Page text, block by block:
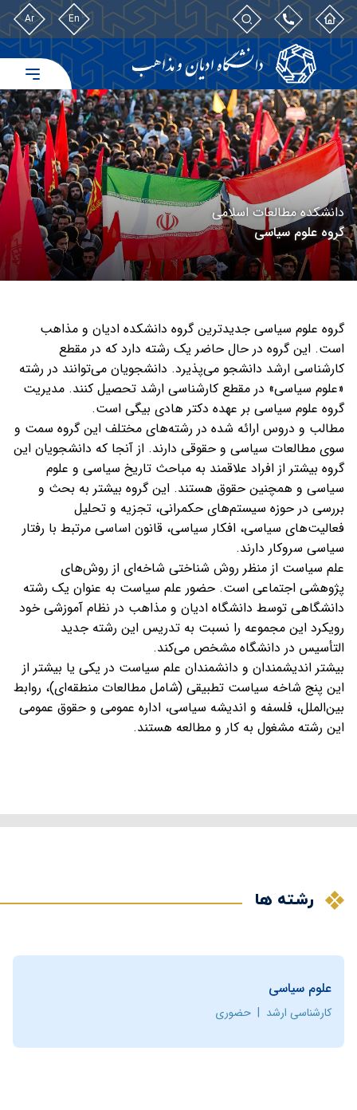
En
Ar
دانشکده مطالعات اسلامی
گروه علوم سیاسی
گروه علوم سیاسی جدیدترین گروه دانشکده ادیان و مذاهب
است. این گروه در حال حاضر یک رشته دارد که در مقطع
کارشناسی ارشد دانشجو می‌پذیرد. دانشجویان می‌توانند در رشته
«علوم سیاسی» در مقطع کارشناسی ارشد تحصیل کنند. مدیریت
گروه علوم سیاسی بر عهده دکتر هادی بیگی است.
مطالب و دروس ارائه شده در رشته‌های مختلف این گروه سمت و
سوی مطالعات سیاسی و حقوقی دارند. از آنجا که دانشجویان این
گروه بیشتر از افراد علاقمند به مباحث تاریخ سیاسی و علوم
سیاسی و همچنین حقوق هستند. این گروه بیشتر به بحث و
بررسی در حوزه سیستم‌های حکمرانی، تجزیه و تحلیل
فعالیت‌های سیاسی، افکار سیاسی، قانون اساسی مرتبط با رفتار
سیاسی سروکار دارند.
علم سیاست از منظر روش شناختی شاخه‌ای از روش‌های
پژوهشی اجتماعی است. حضور علم سیاست به عنوان یک رشته
دانشگاهی توسط دانشگاه‌ ادیان و مذاهب در نظام آموزشی خود
رویکرد این مجموعه را نسبت به تدریس این رشته جدید
التأسیس در دانشگاه مشخص می‌کند.
بیشتر اندیشمندان و دانشمندان علم سیاست در یکی یا بیشتر از
این پنج شاخه سیاست تطبیقی (شامل مطالعات منطقه‌ای)، روابط
بین‌الملل، فلسفه و اندیشه سیاسی،‌ اداره عمومی و حقوق عمومی
این رشته مشغول به کار و مطالعه هستند.
رشته ها
علوم سیاسی
کارشناسی ارشد | حضوری